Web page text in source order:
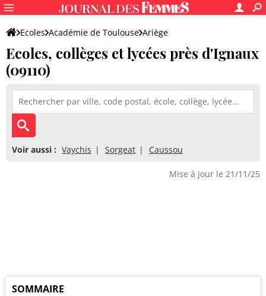
Ecoles Académie de Toulouse Ariège
Ecoles, collèges et lycées près d'Ignaux
(09110)
Voir aussi : Vaychis Sorgeat Caussou
Mise à jour le 21/11/25
SOMMAIRE